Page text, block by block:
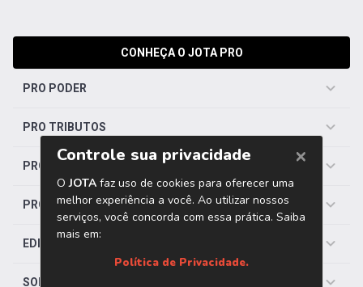
CONHEÇA O JOTA PRO
PRO PODER
PRO TRIBUTOS
PRO TRABALHISTA
PRO SAÚDE
EDITORIAS
SOBRE O JOTA